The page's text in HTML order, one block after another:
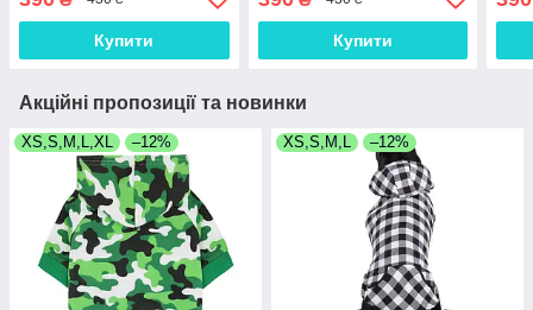
Купити Купити
Акційні пропозиції та новинки
XS,S,M,L,XL –12% XS,S,M,L –12%